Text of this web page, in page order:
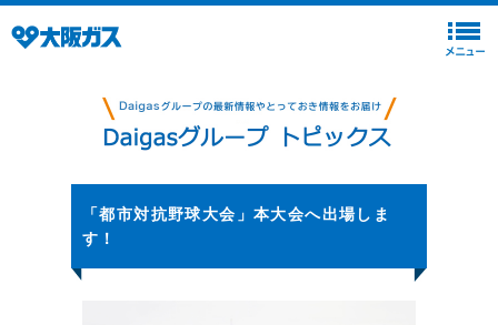
「都市対抗野球大会」本大会へ出場しま
す！